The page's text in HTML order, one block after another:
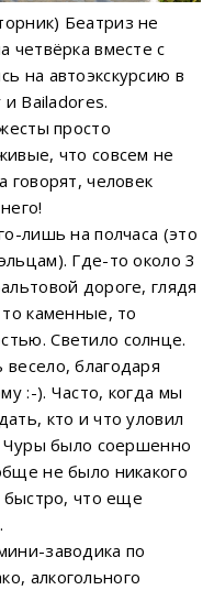
Беатриз не
четвёрка вместе с
на автоэкскурсию в
Bailadores.
просто
что совсем не
говорят, человек
лишь на полчаса (это
Где-то около 3
дороге, глядя
каменные, то
Светило солнце.
благодаря
:-). Часто, когда мы
кто и что уловил
Чуры было соершенно
не было никакого
быстро, что еще
заводика по
алкогольного